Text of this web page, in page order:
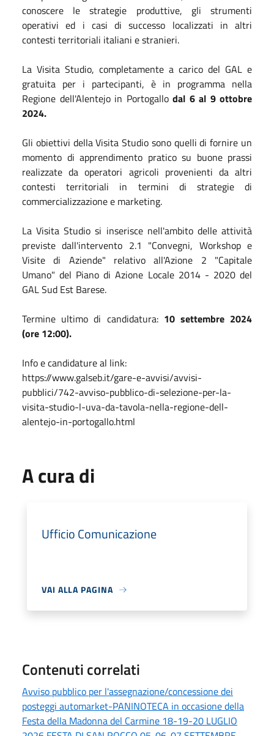
conoscere le strategie produttive, gli strumenti
operativi ed i casi di successo localizzati in altri
contesti territoriali italiani e stranieri.
La Visita Studio, completamente a carico del GAL e
gratuita per i partecipanti, è in programma nella
Regione dell'Alentejo in Portogallo dal 6 al 9 ottobre
2024.
Gli obiettivi della Visita Studio sono quelli di fornire un
momento di apprendimento pratico su buone prassi
realizzate da operatori agricoli provenienti da altri
contesti territoriali in termini di strategie di
commercializzazione e marketing.
La Visita Studio si inserisce nell'ambito delle attività
previste dall'intervento 2.1 "Convegni, Workshop e
Visite di Aziende" relativo all'Azione 2 "Capitale
Umano" del Piano di Azione Locale 2014 - 2020 del
GAL Sud Est Barese.
Termine ultimo di candidatura: 10 settembre 2024
(ore 12:00).
Info e candidature al link:
https://www.galseb.it/gare-e-avvisi/avvisi-
pubblici/742-avviso-pubblico-di-selezione-per-la-
visita-studio-l-uva-da-tavola-nella-regione-dell-
alentejo-in-portogallo.html
A cura di
Ufficio Comunicazione
VAI ALLA PAGINA
Contenuti correlati
Avviso pubblico per l'assegnazione/concessione dei
posteggi automarket-PANINOTECA in occasione della
Festa della Madonna del Carmine 18-19-20 LUGLIO